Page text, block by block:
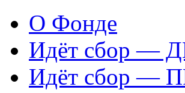
О Фонде
Идёт сбор —
Идёт сбор —